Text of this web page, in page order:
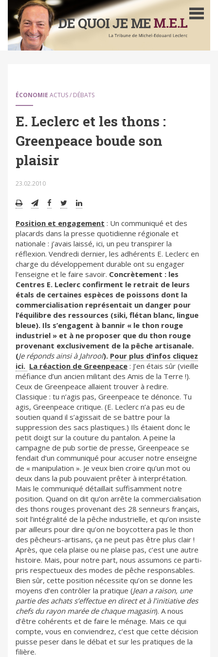
contenu
principal
ÉCONOMIE ACTUS / DÉBATS
E. Leclerc et les thons :
Greenpeace boude son
plaisir
23.02.2010
Position et engagement : Un communiqué et des
placards dans la presse quotidienne régionale et
nationale : j’avais laissé, ici, un peu transpirer la
réflexion. Vendredi dernier, les adhérents E. Leclerc en
charge du développement durable ont su engager
l’enseigne et le faire savoir. Concrètement : les
Centres E. Leclerc confirment le retrait de leurs
étals de certaines espèces de poissons dont la
commercialisation représentait un danger pour
l’équilibre des ressources (siki, flétan blanc, lingue
bleue). Ils s’engagent à bannir « le thon rouge
industriel » et à ne proposer que du thon rouge
provenant exclusivement de la pêche artisanale.
(Je réponds ainsi à Jahrool). Pour plus d’infos cliquez
ici. La réaction de Greenpeace : J’en étais sûr (vieille
méfiance d’un ancien militant des Amis de la Terre !).
Ceux de Greenpeace allaient trouver à redire.
Classique : tu n’agis pas, Greenpeace te dénonce. Tu
agis, Greenpeace critique. (E. Leclerc n’a pas eu de
soutien quand il s’agissait de se battre pour la
suppression des sacs plastiques.) Ils étaient donc le
petit doigt sur la couture du pantalon. A peine la
campagne de pub sortie de presse, Greenpeace se
fendait d’un communiqué pour accuser notre enseigne
de « manipulation ». Je veux bien croire qu’un mot ou
deux dans la pub pouvaient prêter à interprétation.
Mais le communiqué détaillait suffisamment notre
position. Quand on dit qu’on arrête la commercialisation
des thons rouges provenant des 28 senneurs français,
soit l’intégralité de la pêche industrielle, et qu’on insiste
par ailleurs pour dire qu’on ne boycottera pas le thon
des pêcheurs-artisans, ça ne peut pas être plus clair !
Après, que cela plaise ou ne plaise pas, c’est une autre
histoire. Mais, pour notre part, nous assumons ce parti-
pris respectueux des modes de pêche responsables.
Bien sûr, cette position nécessite qu’on se donne les
moyens d’en contrôler la pratique (Jean a raison, une
partie des achats s’effectue en direct et à l’initiative des
chefs du rayon marée de chaque magasin). A nous
d’être cohérents et de faire le ménage. Mais ce qui
compte, vous en conviendrez, c’est que cette décision
puisse peser dans le débat et sur les pratiques de la
filière.